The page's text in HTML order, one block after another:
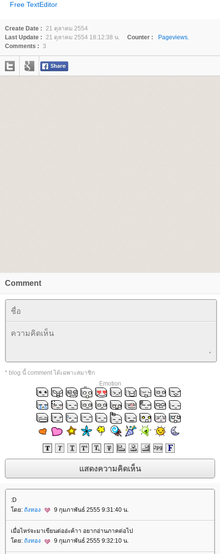
Free TextEditor
Create Date : 21 ตุลาคม 2554
Last Update : 21 ตุลาคม 2554 18:12:38 น. Counter :
Pageviews.
Comments : 3
Comment
* blog นี้ comment ได้เฉพาะสมาชิก
Emotion
:D
ดย: ถังทอง 9 กุมภาพันธ์ 2555 9:31:40 น.
เมื่อไหร่จะมาเขียนต่ออ่ะค้าา อยากอ่านภาคต่อไป
ดย: ถังทอง 9 กุมภาพันธ์ 2555 9:32:10 น.